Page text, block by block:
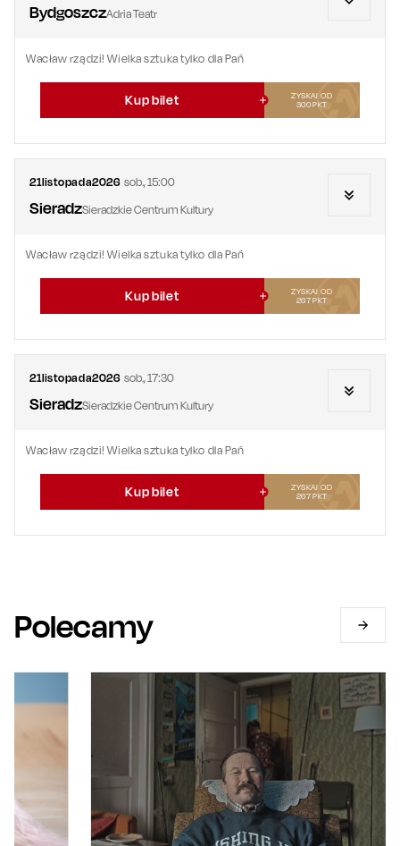
BydgoszczAdria Teatr
Wacław rządzi! Wielka sztuka tylko dla Pań
Kup bilet
ZYSKAJ OD
300PKT
21listopada2026 sob.,15:00
SieradzSieradzkie Centrum Kultury
Wacław rządzi! Wielka sztuka tylko dla Pań
Kup bilet
ZYSKAJ OD
267PKT
21listopada2026 sob.,17:30
SieradzSieradzkie Centrum Kultury
Wacław rządzi! Wielka sztuka tylko dla Pań
Kup bilet
ZYSKAJ OD
267PKT
Polecamy